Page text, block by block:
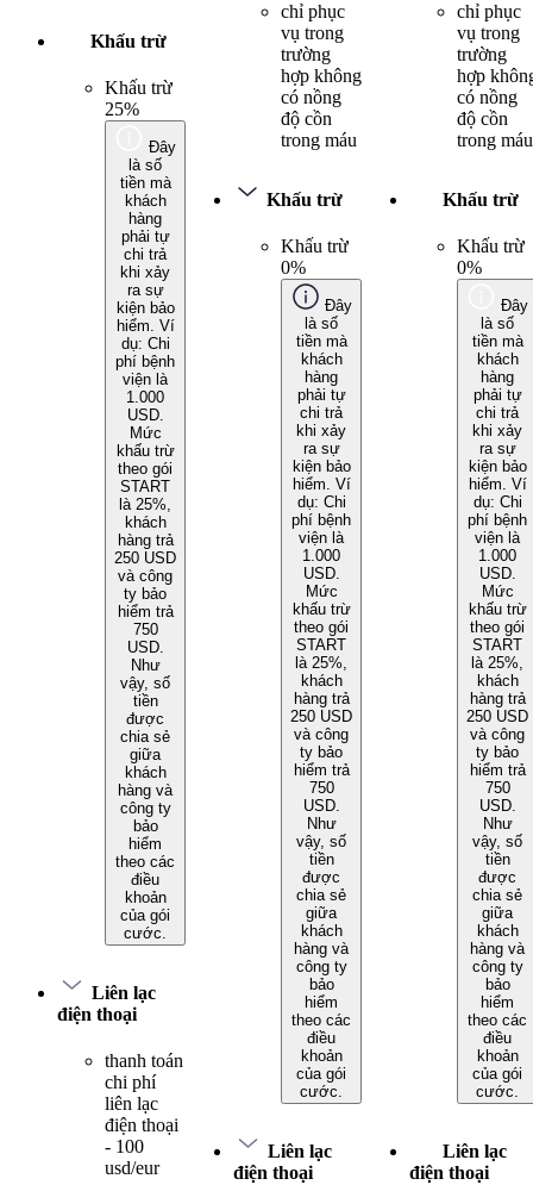
Khấu trừ
Khấu trừ
25%
Đây
là số
tiền mà
khách
hàng
phải tự
chi trả
khi xảy
ra sự
kiện bảo
hiểm. Ví
dụ: Chi
phí bệnh
viện là
1.000
USD.
Mức
khấu trừ
theo gói
START
là 25%,
khách
hàng trả
250 USD
và công
ty bảo
hiểm trả
750
USD.
Như
vậy, số
tiền
được
chia sẻ
giữa
khách
hàng và
công ty
bảo
hiểm
theo các
điều
khoản
của gói
cước.
Liên lạc
điện thoại
thanh toán
chi phí
liên lạc
điện thoại
- 100
usd/eur
chỉ phục
vụ trong
trường
hợp không
có nồng
độ cồn
trong máu
Khấu trừ
Khấu trừ
0%
Đây
là số
tiền mà
khách
hàng
phải tự
chi trả
khi xảy
ra sự
kiện bảo
hiểm. Ví
dụ: Chi
phí bệnh
viện là
1.000
USD.
Mức
khấu trừ
theo gói
START
là 25%,
khách
hàng trả
250 USD
và công
ty bảo
hiểm trả
750
USD.
Như
vậy, số
tiền
được
chia sẻ
giữa
khách
hàng và
công ty
bảo
hiểm
theo các
điều
khoản
của gói
cước.
Liên lạc
điện thoại
chỉ phục
vụ trong
trường
hợp
có nồng
độ cồn
trong máu
Khấu trừ
Khấu trừ
0%
Đây
là số
tiền mà
khách
hàng
phải tự
chi trả
khi xảy
ra sự
kiện bảo
hiểm. Ví
dụ: Chi
phí bệnh
viện là
1.000
USD.
Mức
khấu trừ
theo gói
START
là 25%,
khách
hàng trả
250 USD
và công
ty bảo
hiểm trả
750
USD.
Như
vậy, số
tiền
được
chia sẻ
giữa
khách
hàng và
công ty
bảo
hiểm
theo các
điều
khoản
của gói
cước.
Liên lạc
điện thoại